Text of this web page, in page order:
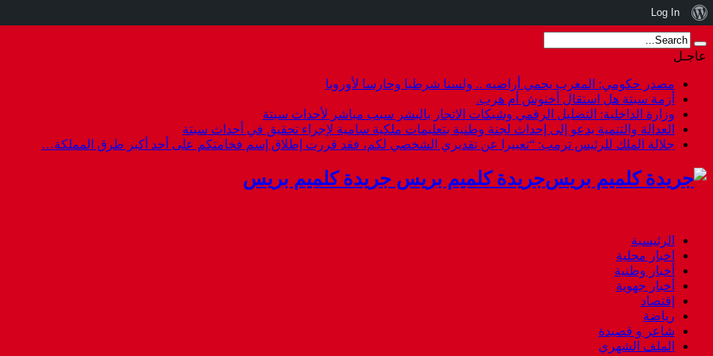
عاجـل
مصدر حكومي: المغرب يحمي أراضيه .. ولسنا شرطيا وحارسا لأوروبا
أزمة سبتة هل استقال أخنوش أم هرب.
وزارة الداخلية: التضليل الرقمي وشبكات الاتجار بالبشر سبب مباشر لأحداث سبتة
العدالة والتنمية يدعو إلى إحداث لجنة وطنية بتعليمات ملكية سامية لإجراء تحقيق في أحداث سبتة
جلالة الملك للرئيس ترمب: “تعبيرا عن تقديري الشخصي لكم، فقد قررت إطلاق إسم فخامتكم على أحد أكبر طرق المملكة…
جريدة كلميم بريس جريدة كلميم بريس
الرئيسية
اخبار محلية
أخبار وطنية
أخبار جهوية
إقتصاد
رياضة
شاعر و قصيدة
الملف الشهري
نبذة
عن
ووردبريس
Log In